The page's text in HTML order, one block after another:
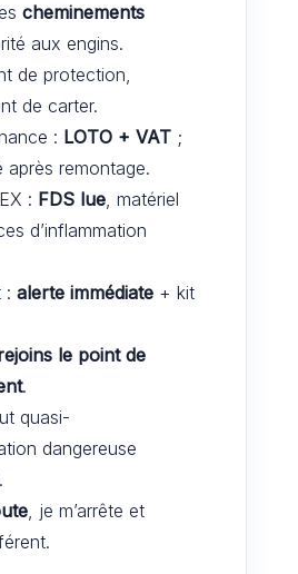
cheminements
aux engins.
de protection,
de carter.
: LOTO + VAT ;
après remontage.
: FDS lue, matériel
d’inflammation
: alerte immédiate + kit
le point de
.
quasi-
dangereuse
, je m’arrête et